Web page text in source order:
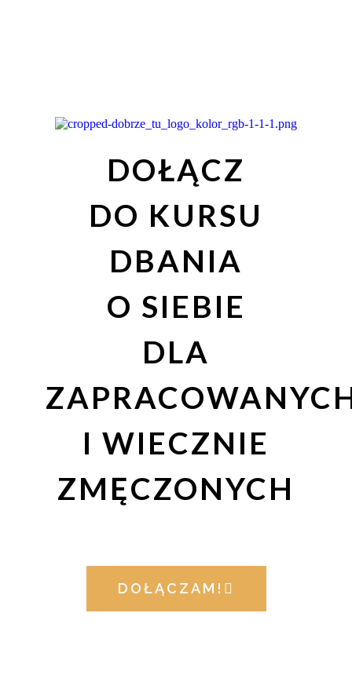
DOŁĄCZ
DO KURSU
DBANIA
O SIEBIE
DLA
I WIECZNIE
ZMĘCZONYCH
DOŁĄCZAM!